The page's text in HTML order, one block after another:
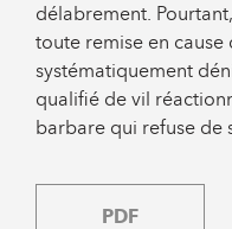
délabrement.
toute remise en
systématiquement
qualifié de vil
barbare qui refuse de
PDF